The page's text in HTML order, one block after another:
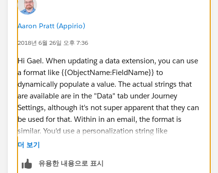
Aaron Pratt (Appirio)
2018년 6월 26일 오후 7:36
Hi Gael. When updating a data extension, you can use
a format like {{ObjectName:FieldName}} to
dynamically populate a value. The actual strings that
are available are in the "Data" tab under Journey
Settings, although it's not super apparent that they can
be used for that. Within in an email, the format is
similar. You'd use a personalization string like
%%ObjectName:FieldName%%
더 보기
유용한 내용으로 표시